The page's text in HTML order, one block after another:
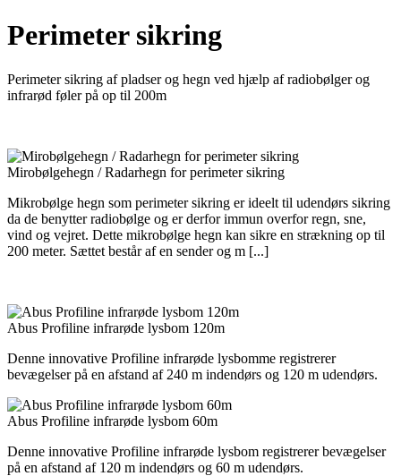
Perimeter sikring
Perimeter sikring af pladser og hegn ved hjælp af radiobølger og
infrarød føler på op til 200m
Mirobølgehegn / Radarhegn for perimeter sikring
Mikrobølge hegn som perimeter sikring er ideelt til udendørs sikring
da de benytter radiobølge og er derfor immun overfor regn, sne,
vind og vejret. Dette mikrobølge hegn kan sikre en strækning op til
200 meter. Sættet består af en sender og m [...]
Abus Profiline infrarøde lysbom 120m
Denne innovative Profiline infrarøde lysbomme registrerer
bevægelser på en afstand af 240 m indendørs og 120 m udendørs.
Abus Profiline infrarøde lysbom 60m
Denne innovative Profiline infrarøde lysbom registrerer bevægelser
på en afstand af 120 m indendørs og 60 m udendørs.